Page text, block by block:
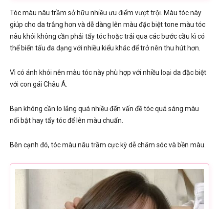
Tóc màu nâu trầm sở hữu nhiều ưu điểm vượt trội. Màu tóc này
giúp cho da trắng hơn và dễ dàng lên màu đặc biệt tone màu tóc
nâu khói không cần phải tẩy tóc hoặc trải qua các bước cầu kì có
thể biến tấu đa dạng với nhiều kiểu khác để trở nên thu hút hơn.
Vì có ánh khói nên màu tóc này phù hợp với nhiều loại da đặc biệt
với con gái Châu Á.
Bạn không cần lo lắng quá nhiều đến vấn đề tóc quá sáng màu
nổi bật hay tẩy tóc để lên màu chuẩn.
Bên cạnh đó, tóc màu nâu trầm cực kỳ dễ chăm sóc và bền màu.